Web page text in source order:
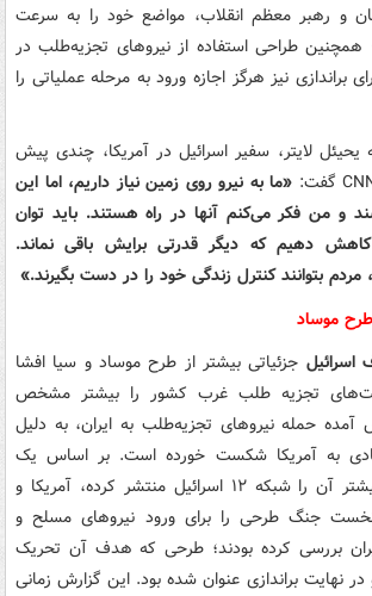
و رهبر معظم انقلاب، مواضع خود را به سرعت
همچنین طراحی استفاده از نیروهای تجزیه‌طلب در
براندازی نیز هرگز اجازه ورود به مرحله عملیاتی را
لایتر، سفیر اسرائیل در آمریکا، چندی پیش
«ما به نیرو روی زمین نیاز داریم، اما این
و من فکر می‌کنم آنها در راه هستند. باید توان
دهیم که دیگر قدرتی برایش باقی نماند.
مردم بتوانند کنترل زندگی خود را در دست بگیرند.»
موساد
اسرائیل جزئیاتی بیشتر از طرح موساد و سیا افشا
تجزیه طلب غرب کشور را بیشتر مشخص
آمده حمله نیروهای تجزیه‌طلب به ایران، به دلیل
به آمریکا شکست خورده است. بر اساس یک
گزارشی که جزئیات بیشتر آن را شبکه ۱۲ اسرائیل منتشر کرده، آمریکا و
نخست جنگ طرحی را برای ورود نیروهای مسلح و
بررسی کرده بودند؛ طرحی که هدف آن تحریک
براندازی عنوان شده بود. این گزارش زمانی